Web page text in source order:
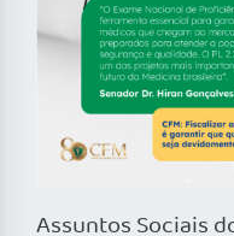
Assuntos Sociais